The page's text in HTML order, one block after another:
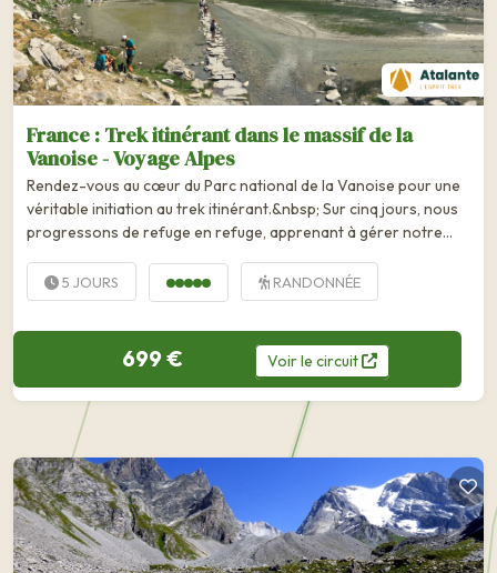
France : Trek itinérant dans le massif de la
Vanoise - Voyage Alpes
Rendez-vous au cœur du Parc national de la Vanoise pour une
véritable initiation au trek itinérant.&nbsp; Sur cinq jours, nous
progressons de refuge en refuge, apprenant à gérer notre
5 JOURS RANDONNÉE
699 € Voirle circuit